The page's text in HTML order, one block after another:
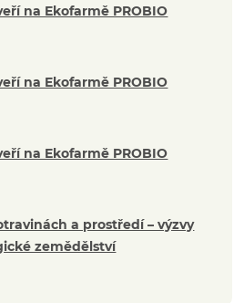
na Ekofarmě PROBIO
na Ekofarmě PROBIO
na Ekofarmě PROBIO
a prostředí – výzvy
zemědělství